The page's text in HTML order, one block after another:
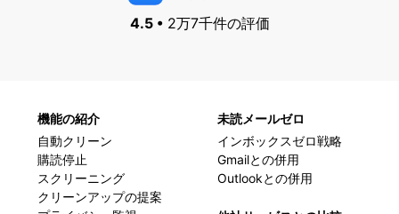
4.5 •2万7千件の評価
機能の紹介
自動クリーン
購読停止
スクリーニング
クリーンアップの提案
未読メールゼロ
インボックスゼロ戦略
Gmailとの併用
Outlookとの併用